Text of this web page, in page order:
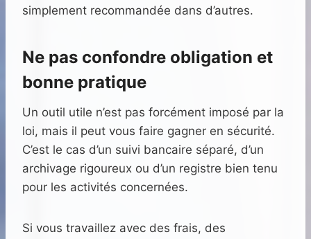
simplement recommandée dans d’autres.
Ne pas confondre obligation et
bonne pratique
Un outil utile n’est pas forcément imposé par la
loi, mais il peut vous faire gagner en sécurité.
C’est le cas d’un suivi bancaire séparé, d’un
archivage rigoureux ou d’un registre bien tenu
pour les activités concernées.
Si vous travaillez avec des frais, des